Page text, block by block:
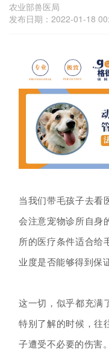
农业部兽医局
发布日期：2022-01-18
当我们带毛孩子去看
会注意宠物诊所自身
所的医疗条件适合给
业度是否能够得到保
这一切，似乎都充满
特别了解的时候，往
子遭受不必要的伤害。